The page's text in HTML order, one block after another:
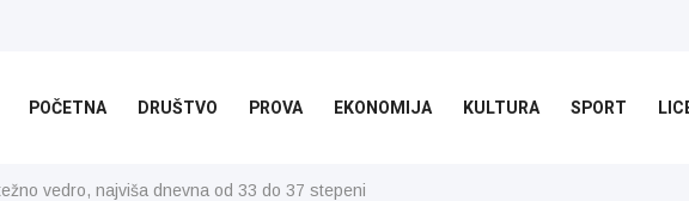
POČETNA DRUŠTVO PROVA EKONOMIJA KULTURA SPORT
vedro, najviša dnevna od 33 do 37 stepeni